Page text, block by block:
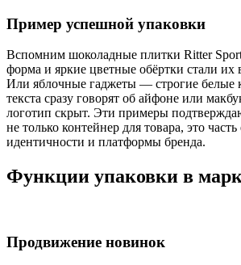
Пример успешной упаковки
Вспомним шоколадные плитки Ritter
форма и яркие цветные обёртки стали их
Или яблочные гаджеты — строгие белые
текста сразу говорят об айфоне или
логотип скрыт. Эти примеры
не только контейнер для товара, это
идентичности и платформы бренда.
Функции упаковки в
Продвижение новинок